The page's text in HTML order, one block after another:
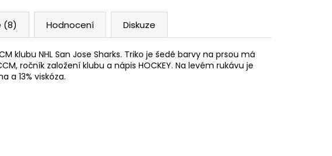
(8) Hodnocení Diskuze
klubu NHL San Jose Sharks. Triko je šedé barvy na prsou má
ročník založení klubu a nápis HOCKEY. Na levém rukávu je
a 13% viskóza.